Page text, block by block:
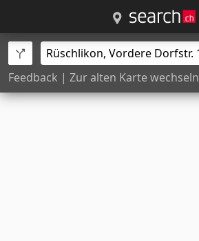
Feedback | Zur alten Karte wechseln